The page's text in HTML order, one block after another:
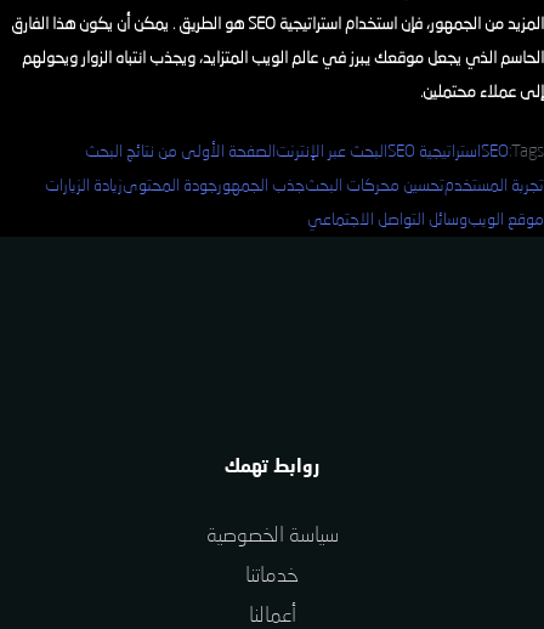
المزيد من الجمهور، فإن استخدام استراتيجية SEO هو الطريق . يمكن أن يكون هذا الفارق
الحاسم الذي يجعل موقعك يبرز في عالم الويب المتزايد، ويجذب انتباه الزوار ويحولهم
إلى عملاء محتملين.
Tags:
SEO استراتيجية SEO البحث عبر الإنترنت الصفحة الأولى من نتائج البحث
تجربة المستخدمتحسين محركات البحثجذب الجمهورجودة المحتوىزيادة الزيارات
موقع الويبوسائل التواصل الاجتماعي
روابط تهمك
سياسة الخصوصية
خدماتنا
أعمالنا